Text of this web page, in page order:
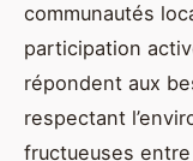
communautés
participation
répondent aux
respectant
fructueuses